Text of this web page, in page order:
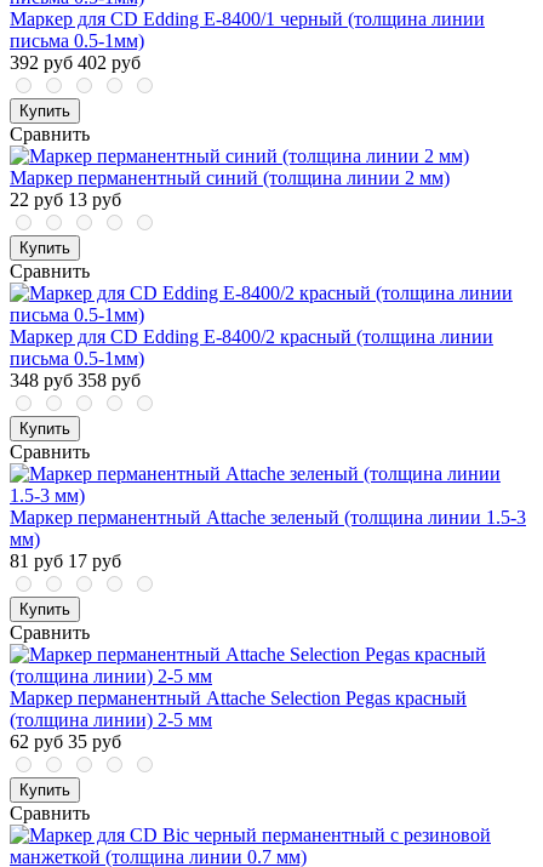
Маркер для CD Edding E-8400/1 черный (толщина линии
письма 0.5-1мм)
392 руб 402 руб
Купить
Сравнить
Маркер перманентный синий (толщина линии 2 мм)
22 руб 13 руб
Купить
Сравнить
Маркер для CD Edding E-8400/2 красный (толщина линии
письма 0.5-1мм)
348 руб 358 руб
Купить
Сравнить
Маркер перманентный Attache зеленый (толщина линии 1.5-3
мм)
81 руб 17 руб
Купить
Сравнить
Маркер перманентный Attache Selection Pegas красный
(толщина линии) 2-5 мм
62 руб 35 руб
Купить
Сравнить